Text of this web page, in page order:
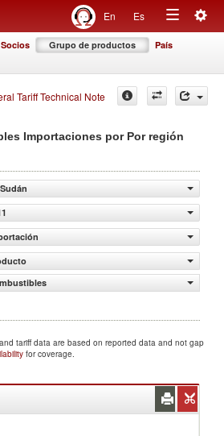
En Es
Toggle
Socios Grupo de productos País
Tariff Technical Note
Importaciones por Por región
tariff data are based on reported data and not gap
for coverage.